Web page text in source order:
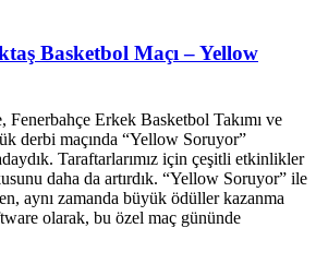
Basketbol Maçı – Yellow
Fenerbahçe Erkek Basketbol Takımı ve
derbi maçında “Yellow Soruyor”
Taraftarlarımız için çeşitli etkinlikler
daha da artırdık. “Yellow Soruyor” ile
aynı zamanda büyük ödüller kazanma
olarak, bu özel maç gününde